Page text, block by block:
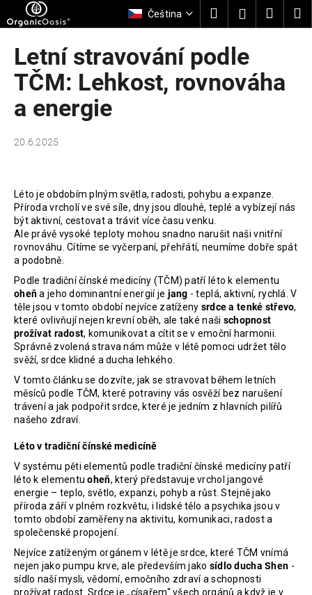
na
obsah
Čeština HledatPřihlášení
Letní stravování podle
TČM: Lehkost, rovnováha
a energie
20.6.2025
Léto je obdobím plným světla, radosti, pohybu a expanze.
Příroda vrcholí ve své síle, dny jsou dlouhé, teplé a vybízejí nás
být aktivní, cestovat a trávit více času venku.
Ale právě vysoké teploty mohou snadno narušit naši vnitřní
rovnováhu. Cítíme se vyčerpaní, přehřátí, neumíme dobře spát
a podobně.
Podle tradiční čínské medicíny (TČM) patří léto k elementu
oheňa jeho dominantní energií je jang - teplá, aktivní, rychlá. V
těle jsou v tomto období nejvíce zatíženy srdce a tenké střevo,
které ovlivňují nejen krevní oběh, ale také naši schopnost
prožívat radost, komunikovat a cítit se v emoční harmonii.
Správně zvolená strava nám může v létě pomoci udržet tělo
svěží, srdce klidné a ducha lehkého.
V tomto článku se dozvíte, jak se stravovat během letních
měsíců podle TČM, které potraviny vás osvěží bez narušení
trávení a jak podpořit srdce, které je jedním z hlavních pilířů
našeho zdraví.
Léto v tradiční čínské medicíně
V systému pěti elementů podle tradiční čínské medicíny patří
léto k elementuoheň, který představuje vrchol jangové
energie – teplo, světlo, expanzi, pohyb a růst. Stejně jako
příroda září v plném rozkvětu, i lidské tělo a psychika jsou v
tomto období zaměřeny na aktivitu, komunikaci, radost a
společenské propojení.
Nejvíce zatíženým orgánem v létě je srdce, které TČM vnímá
nejen jako pumpu krve, ale především jako sídlo ducha Shen -
sídlo naší mysli, vědomí, emočního zdraví a schopnosti
prožívat radost. Srdce je „císařem“ všech orgánů a když je v
o
C
o
p
t
e
b
u
j
e
t
e
n
a
j
í
t
?
HLEDAT
D
o
p
o